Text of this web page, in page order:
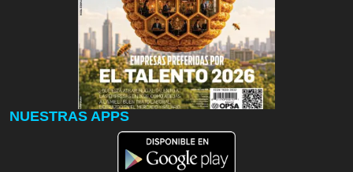
NUESTRAS APPS